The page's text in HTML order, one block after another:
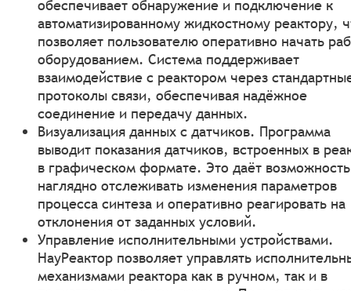
обеспечивает обнаружение и подключение к
автоматизированному жидкостному реактору,
позволяет пользователю оперативно начать
оборудованием. Система поддерживает
взаимодействие с реактором через
протоколы связи, обеспечивая надёжное
соединение и передачу данных.
Визуализация данных с датчиков. Программа
выводит показания датчиков, встроенных в
в графическом формате. Это даёт возможность
наглядно отслеживать изменения параметров
процесса синтеза и оперативно реагировать на
отклонения от заданных условий.
Управление исполнительными устройствами.
НауРеактор позволяет управлять
механизмами реактора как в ручном, так и в